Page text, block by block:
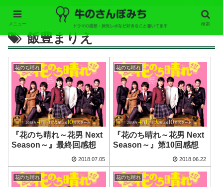
飯豊まりえ
花のち晴れ
『花のち晴れ～花男 Next
Season～』最終回感想
2018.07.05
花のち晴れ
『花のち晴れ～花男 Next
Season～』第10回感想
2018.06.22
花のち晴れ 花のち晴れ
メニュー 検索